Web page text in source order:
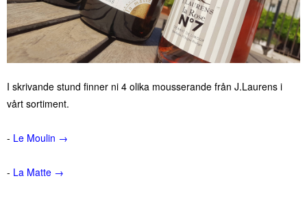
I skrivande stund finner ni 4 olika mousserande från J.Laurens i
vårt sortiment.
- Le Moulin →
- La Matte →